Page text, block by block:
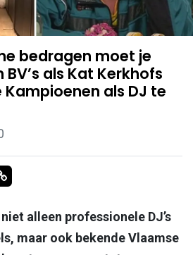
bedragen moet je
als Kat Kerkhofs
Kampioenen als DJ te
Whatsapp
via Mail
Delen via link
alleen professionele DJ’s
maar ook bekende Vlaamse